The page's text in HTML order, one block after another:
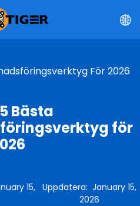
För 2026
Bästa
för
15,
Uppdatera: January 15,
2026